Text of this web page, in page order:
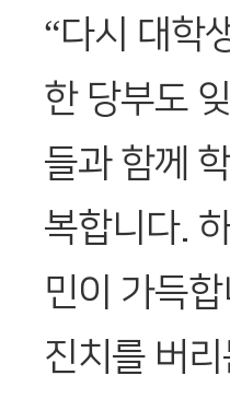
“다시 대학
한 당부도
들과 함께
복합니다.
민이 가득
진치를 버